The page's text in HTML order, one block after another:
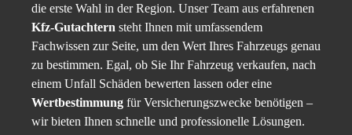
die erste Wahl in der Region. Unser Team aus erfahrenen
Kfz-Gutachtern steht Ihnen mit umfassendem
Fachwissen zur Seite, um den Wert Ihres Fahrzeugs genau
zu bestimmen. Egal, ob Sie Ihr Fahrzeug verkaufen, nach
einem Unfall Schäden bewerten lassen oder eine
Wertbestimmung für Versicherungszwecke benötigen –
wir bieten Ihnen schnelle und professionelle Lösungen.